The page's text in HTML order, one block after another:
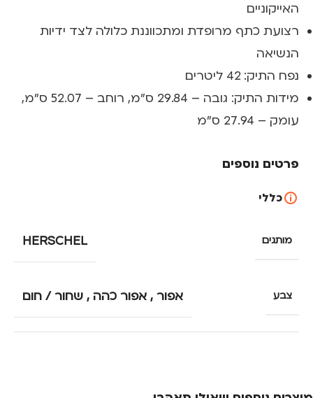
האייקוניים
רצועת כתף מרופדת ומתכווננת כלולה לצד ידיות
הנשיאה
נפח התיק: 42 ליטרים
מידות התיק: גובה – 29.84 ס"מ, רוחב – 52.07 ס"מ,
עומק – 27.94 ס"מ
פרטים נוספים
כללי
מותגים HERSCHEL
צבע אפור , אפור כהה , שחור / חום